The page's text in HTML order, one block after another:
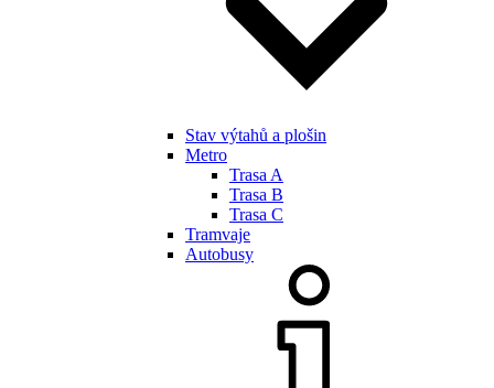
Stav výtahů a plošin
Metro
Trasa A
Trasa B
Trasa C
Tramvaje
Autobusy